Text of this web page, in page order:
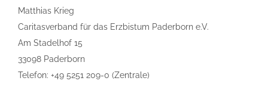
Matthias Krieg
Caritasverband für das Erzbistum Paderborn e.V.
Am Stadelhof 15
33098 Paderborn
Telefon: +49 5251 209-0 (Zentrale)